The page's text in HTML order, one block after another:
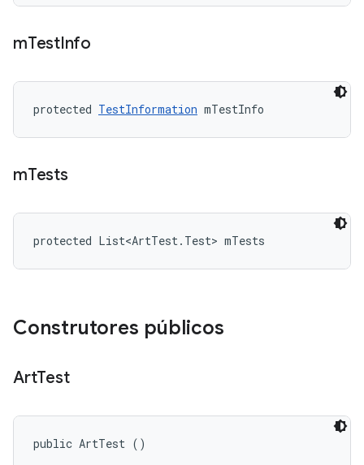
mTestInfo
protected TestInformation mTestInfo
mTests
protected List<ArtTest.Test> mTests
Construtores públicos
ArtTest
public ArtTest ()